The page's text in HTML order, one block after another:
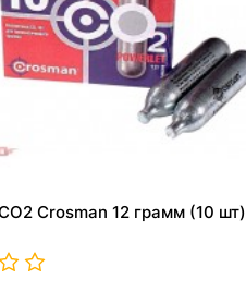
Crosman 12 грамм (10 шт)